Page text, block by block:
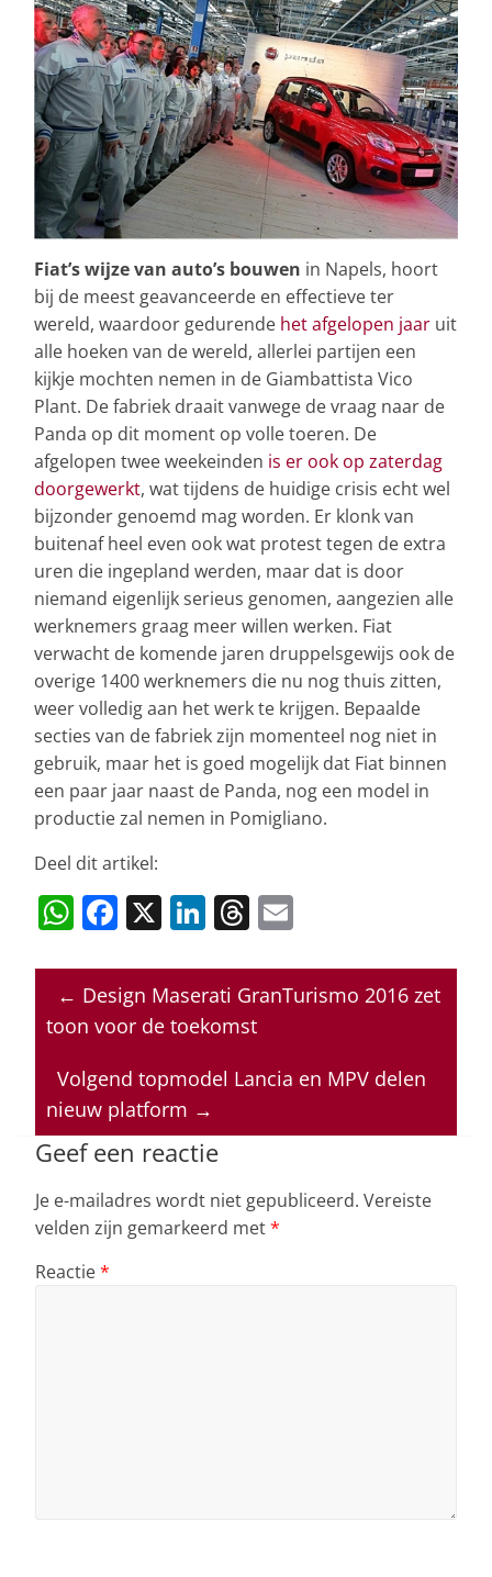
Fiat’s wijze van auto’s bouwen in Napels, hoort
bij de meest geavanceerde en effectieve ter
wereld, waardoor gedurende het afgelopen jaar uit
alle hoeken van de wereld, allerlei partijen een
kijkje mochten nemen in de Giambattista Vico
Plant. De fabriek draait vanwege de vraag naar de
Panda op dit moment op volle toeren. De
afgelopen twee weekeinden is er ook op zaterdag
doorgewerkt, wat tijdens de huidige crisis echt wel
bijzonder genoemd mag worden. Er klonk van
buitenaf heel even ook wat protest tegen de extra
uren die ingepland werden, maar dat is door
niemand eigenlijk serieus genomen, aangezien alle
werknemers graag meer willen werken. Fiat
verwacht de komende jaren druppelsgewijs ook de
overige 1400 werknemers die nu nog thuis zitten,
weer volledig aan het werk te krijgen. Bepaalde
secties van de fabriek zijn momenteel nog niet in
gebruik, maar het is goed mogelijk dat Fiat binnen
een paar jaar naast de Panda, nog een model in
productie zal nemen in Pomigliano.
Deel dit artikel:
W
at
s
p
p
F
c
e
o
o
k
X Li
k
e
n
T
re
a
s
ai
l
← Design Maserati GranTurismo 2016 zet
toon voor de toekomst
Volgend topmodel Lancia en MPV delen
nieuw platform →
Geef een reactie
Je e-mailadres wordt niet gepubliceerd. Vereiste
velden zijn gemarkeerd met*
Reactie*